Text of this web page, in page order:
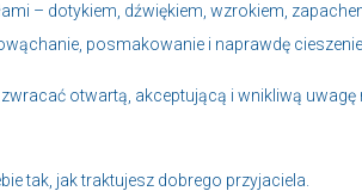
– dotykiem, dźwiękiem, wzrokiem,
posmakowanie i naprawdę cieszenie
otwartą, akceptującą i wnikliwą
tak, jak traktujesz dobrego przyjaciela.